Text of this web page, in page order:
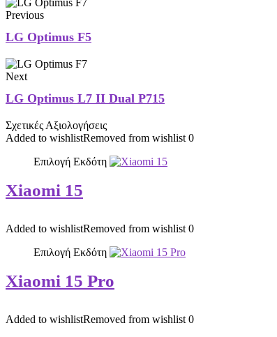
Previous
LG Optimus F5
Next
LG Optimus L7 II Dual P715
Σχετικές Αξιολογήσεις
Added to wishlistRemoved from wishlist 0
Επιλογή Εκδότη
Xiaomi 15
Added to wishlistRemoved from wishlist 0
Επιλογή Εκδότη
Xiaomi 15 Pro
Added to wishlistRemoved from wishlist 0